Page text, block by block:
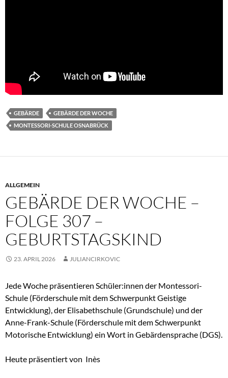
GEBÄRDE
GEBÄRDE DER WOCHE
MONTESSORI-SCHULE OSNABRÜCK
ALLGEMEIN
GEBÄRDE DER WOCHE –
FOLGE 307 –
GEBURTSTAGSKIND
23. APRIL 2026 JULIANCIRKOVIC
Jede Woche präsentieren Schüler:innen der Montessori-
Schule (Förderschule mit dem Schwerpunkt Geistige
Entwicklung), der Elisabethschule (Grundschule) und der
Anne-Frank-Schule (Förderschule mit dem Schwerpunkt
Motorische Entwicklung) ein Wort in Gebärdensprache (DGS).
Heute präsentiert von Inès